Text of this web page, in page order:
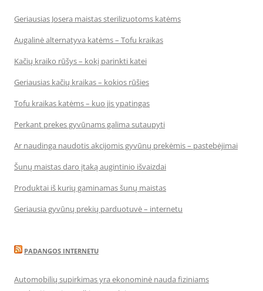
Geriausias Josera maistas sterilizuotoms katėms
Augalinė alternatyva katėms – Tofu kraikas
Kačių kraiko rūšys – kokį parinkti katei
Geriausias kačių kraikas – kokios rūšies
Tofu kraikas katėms – kuo jis ypatingas
Perkant prekes gyvūnams galima sutaupyti
Ar naudinga naudotis akcijomis gyvūnų prekėmis – pastebėjimai
Šunų maistas daro įtaką augintinio išvaizdai
Produktai iš kurių gaminamas šunų maistas
Geriausia gyvūnų prekių parduotuvė – internetu
PADANGOS INTERNETU
Automobilių supirkimas yra ekonominė nauda fiziniams